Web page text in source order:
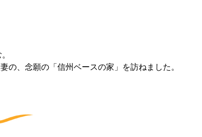
の、念願の「信州ベースの家」を訪ねました。